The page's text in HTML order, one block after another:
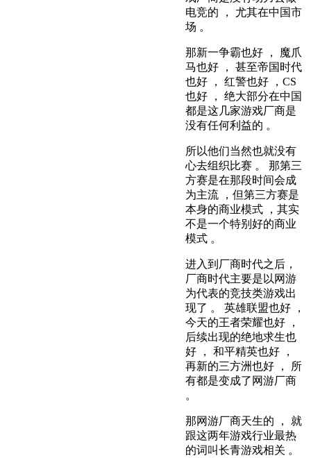
电竞的 ， 尤其在中国市
场 。
那新一争霸也好 ， 魔爪
马也好 ， 甚至帝国时代
也好 ， 红警也好 ，CS
也好 ， 绝大部分在中国
都是这几家游戏厂商是
没有任何利益的 。
所以他们当然也就没有
心去组织比赛 。 那第三
方赛是在那段时间会成
为主流 ，但第三方赛是
本身的商业模式 ，其实
不是一个特别好的商业
模式 。
进入到厂商时代之后，
厂商时代主要是以网游
为代表的竞技类游戏出
现了 。 英雄联盟也好 ，
今天的王者荣耀也好 ，
后续出现的绝地求生也
好 ， 和平精英也好 ，
再新的三方洲也好 ， 所
有都是变成了网游厂商
。
那网游厂商天生的 ， 就
跟这两年游戏行业最热
的词叫长青游戏相关 。